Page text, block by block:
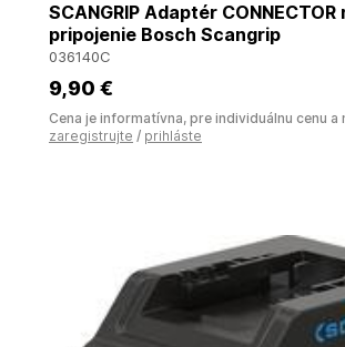
SCANGRIP Adaptér CONNECTOR
pripojenie Bosch Scangrip
036140C
9,90 €
Cena je informatívna, pre individuálnu cenu a
zaregistrujte / prihláste